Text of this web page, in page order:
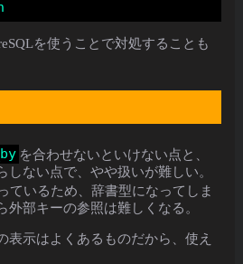
を使うことで対処することも
を合わせないといけない点と、
しない点で、やや扱いが難しい。
ているため、辞書型になってしま
外部キーの参照は難しくなる。
表示はよくあるものだから、使え